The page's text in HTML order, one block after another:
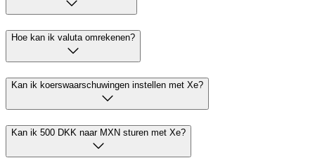
Hoe kan ik valuta omrekenen?
Kan ik koerswaarschuwingen instellen met Xe?
Kan ik 500 DKK naar MXN sturen met Xe?